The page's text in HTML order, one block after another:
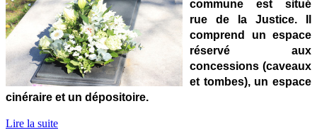
commune est situé
rue de la Justice. Il
comprend un espace
réservé aux
concessions (caveaux
et tombes), un espace
cinéraire et un dépositoire.
Lire la suite